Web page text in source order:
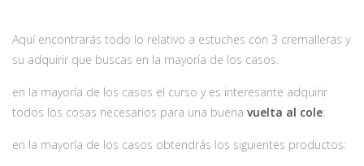
Aquí encontrarás todo lo relativo a estuches con 3 cremalleras y
su adquirir que buscas en la mayoría de los casos.
en la mayoría de los casos el curso y es interesante adquirir
todos los cosas necesarios para una buena vuelta al cole:
en la mayoría de los casos obtendrás los siguientes productos: